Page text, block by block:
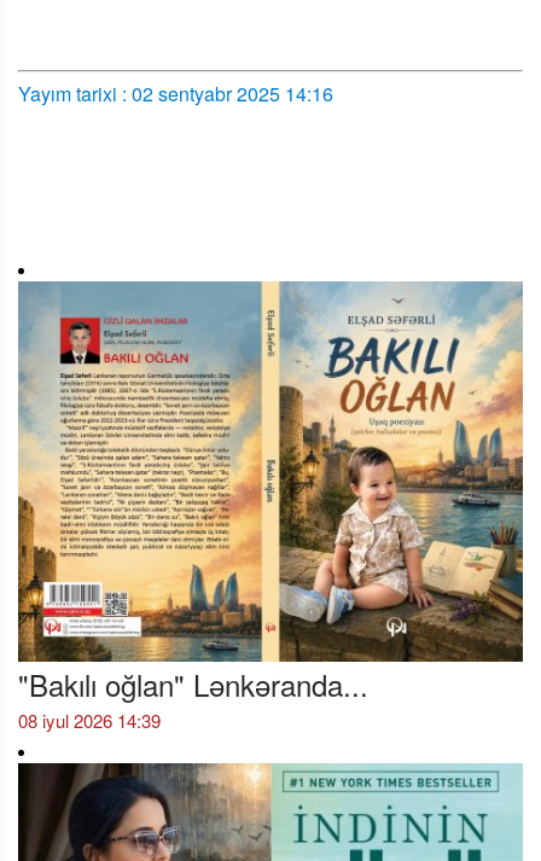
Yayım tarixi : 02 sentyabr 2025 14:16
"Bakılı oğlan" Lənkəranda...
08 iyul 2026 14:39